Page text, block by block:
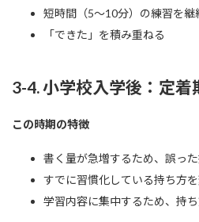
短時間（5〜10分）の練習を継
「できた」を積み重ねる
3-4. 小学校入学後：定着
この時期の特徴
書く量が急増するため、誤っ
すでに習慣化している持ち方
学習内容に集中するため、持